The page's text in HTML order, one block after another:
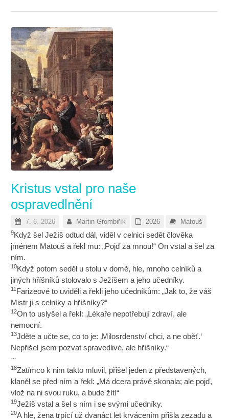
Kristus vstal pro naše
ospravedlnění
7. 6. 2026 Martin Grombiřík 2026 Matouš
9Když šel Ježíš odtud dál, viděl v celnici sedět člověka
jménem Matouš a řekl mu: „Pojď za mnou!“ On vstal a šel za
ním.
10Když potom seděl u stolu v domě, hle, mnoho celníků a
jiných hříšníků stolovalo s Ježíšem a jeho učedníky.
11 Farizeové to uviděli a řekli jeho učedníkům: „Jak to, že váš
Mistr jí s celníky a hříšníky?“
12On to uslyšel a řekl: „Lékaře nepotřebují zdraví, ale
nemocní.
13Jděte a učte se, co to je: ‚Milosrdenství chci, a ne oběť.‘
Nepřišel jsem pozvat spravedlivé, ale hříšníky.“
18Zatímco k nim takto mluvil, přišel jeden z představených,
klaněl se před ním a řekl: „Má dcera právě skonala; ale pojď,
vlož na ni svou ruku, a bude žít!“
19Ježíš vstal a šel s ním i se svými učedníky.
20A hle, žena trpící už dvanáct let krvácením přišla zezadu a